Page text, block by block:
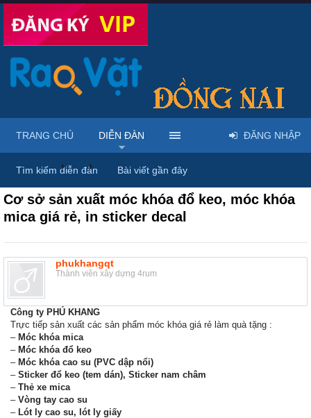
Diễn đàn ... Rao vặt tổng hợp - Uy tín - Miễn phí
Cơ sở sản xuất móc khóa đổ keo, móc khóa
mica giá rẻ, in sticker decal
phukhangqt
Thành viên xây dựng 4rum
Công ty PHÚ KHANG
Trực tiếp sản xuất các sản phẩm móc khóa giá rẻ làm quà tặng :
–Móc khóa mica
–Móc khóa đổ keo
–Móc khóa cao su (PVC dập nổi)
–Sticker đổ keo (tem dán), Sticker nam châm
– Thẻ xe mica
–Vòng tay cao su
–Lót ly cao su, lót ly giấy
TRANG CHỦ DIỄN ĐÀN
Tìm kiếm diễn đàn Bài viết gần đây
ĐĂNG NHẬP